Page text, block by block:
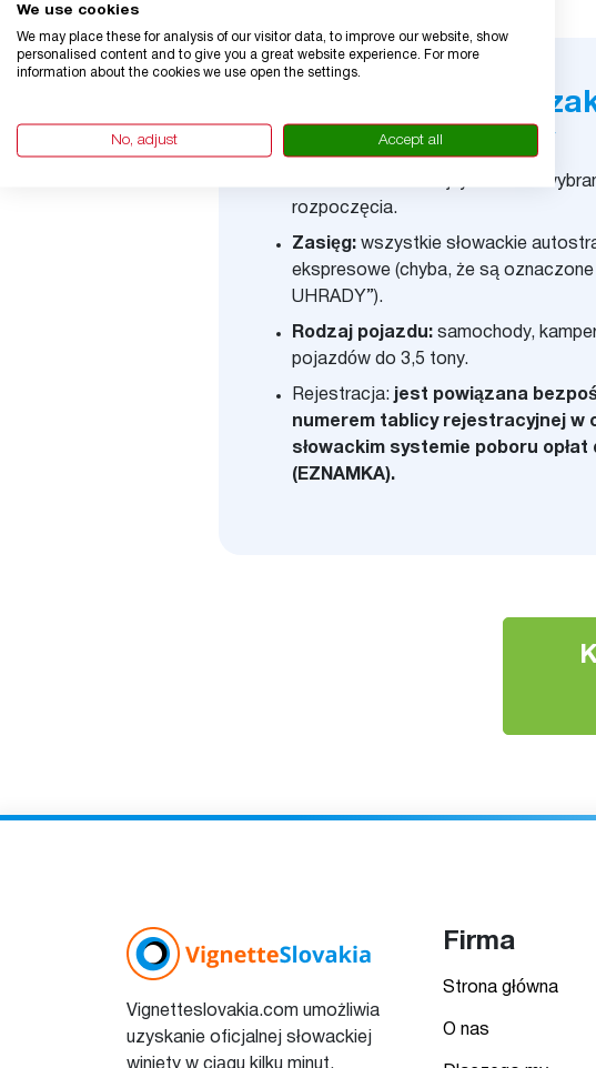
Co otrzymasz przy
356-dniowej winiety
365 kolejnych dni od
rozpoczęcia.
Zasięg: wszystkie słowackie
ekspresowe (chyba, że są oznaczone
UHRADY”).
Rodzaj pojazdu: samochody,
pojazdów do 3,5 tony.
Rejestracja: jest powiązana
numerem tablicy rejestracyjnej w
słowackim systemie poboru opłat
(EZNAMKA).
Vignetteslovakia.com umożliwia
uzyskanie oficjalnej słowackiej
winiety w ciągu kilku minut.
Firma
Strona główna
O nas
We use cookies
We may place these for analysis of our visitor data, to improve our website, show
personalised content and to give you a great website experience. For more
information about the cookies we use open the settings.
No, adjust Accept all